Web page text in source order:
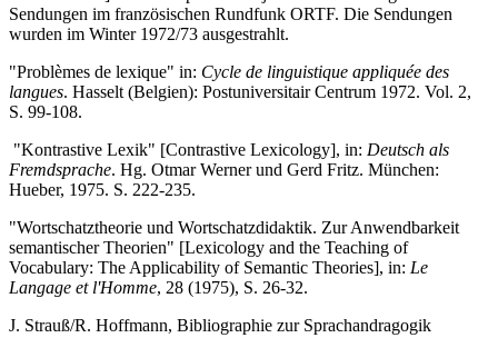
Sendungen im französischen Rundfunk ORTF. Die Sendungen
wurden im Winter 1972/73 ausgestrahlt.
"Problèmes de lexique" in: Cycle de linguistique appliquée des
langues. Hasselt (Belgien): Postuniversitair Centrum 1972. Vol. 2,
S. 99-108.
"Kontrastive Lexik" [Contrastive Lexicology], in: Deutsch als
Fremdsprache. Hg. Otmar Werner und Gerd Fritz. München:
Hueber, 1975. S. 222-235.
"Wortschatztheorie und Wortschatzdidaktik. Zur Anwendbarkeit
semantischer Theorien" [Lexicology and the Teaching of
Vocabulary: The Applicability of Semantic Theories], in: Le
Langage et l'Homme, 28 (1975), S. 26-32.
J. Strauß/R. Hoffmann, Bibliographie zur Sprachandragogik